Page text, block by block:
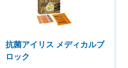
抗菌アイリス メディカルブ
ロック